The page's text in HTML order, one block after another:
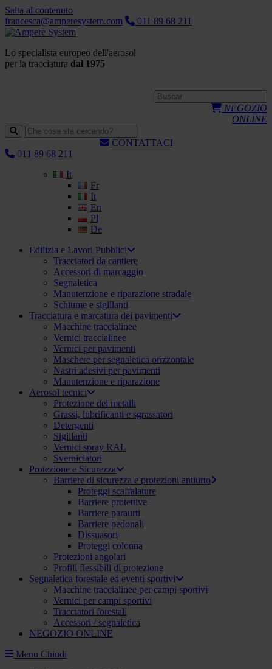
Salta al contenuto
francesca@amperesystem.com
011 89 68 211
Lo specialista europeo dell'aerosol
per la tracciatura dal 1975
NEGOZIO
ONLINE
CONTATTACI
011 89 68 211
It
Fr
It
En
Pl
De
Edilizia e Lavori Pubblici
Tracciatori da cantiere
Accessori di marcaggio
Segnaletica
Manutenzione e riparazione stradale
Schiume e sigillanti
Tracciatura e marcatura dei pavimenti
Macchine traccialinee
Vernici traccialinee
Vernici per pavimenti
Maschere per segnaletica orizzontale
Nastri adesivi per pavimenti
Manutenzione e riparazione
Aerosol tecnici
Protezione dei metalli
Grassi, lubrificanti e sgrassatori
Detergenti
Sigillanti
Vernici spray RAL
Sverniciatori
Protezione e Sicurezza
Barriere di sicurezza e protezioni antiurto
Proteggi scaffalature
Barriere protettive
Barriere paraurti
Barriere pedonali
Dissuasori
Proteggi colonna
Protezioni angolari
Profili flessibili di protezione
Segnaletica forestale ed eventi sportivi
Macchine traccialinee per campi sportivi
Vernici per campi sportivi
Tracciatori forestali
Accessori / segnaletica
NEGOZIO ONLINE
Menu Chiudi